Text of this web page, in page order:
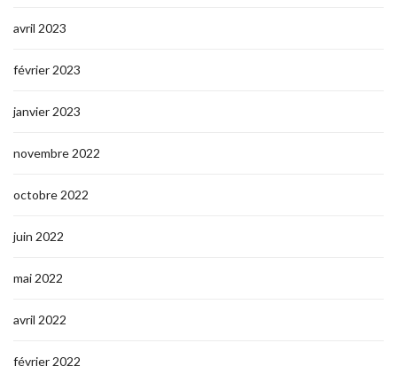
avril 2023
février 2023
janvier 2023
novembre 2022
octobre 2022
juin 2022
mai 2022
avril 2022
février 2022